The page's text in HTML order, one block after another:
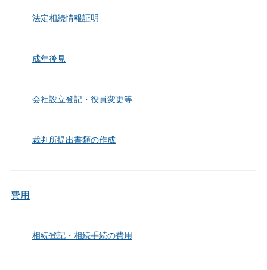
法定相続情報証明
成年後見
会社設立登記・役員変更等
裁判所提出書類の作成
費用
相続登記・相続手続の費用